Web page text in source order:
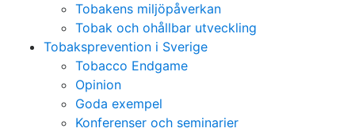
Tobakens miljöpåverkan
Tobak och ohållbar utveckling
Tobaksprevention i Sverige
Tobacco Endgame
Opinion
Goda exempel
Konferenser och seminarier